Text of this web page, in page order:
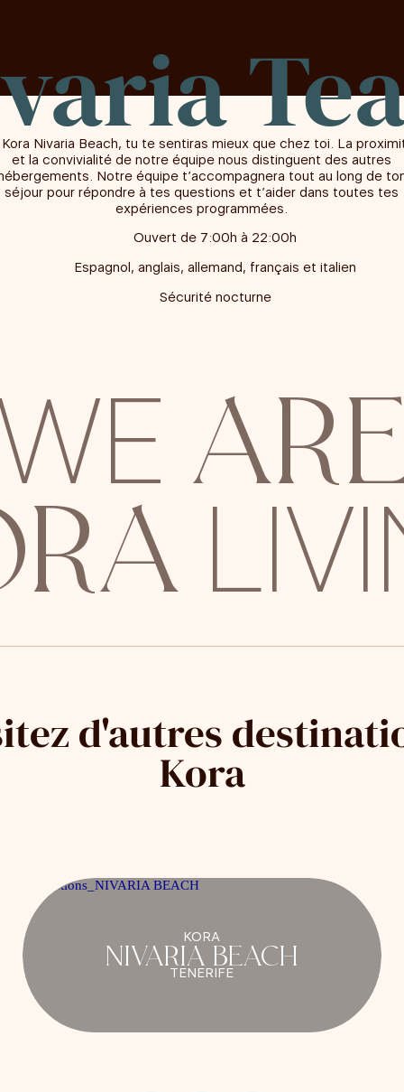
Nivaria Beach, tu te sentiras mieux que chez toi. La
et la convivialité de notre équipe nous distinguent des autres
Notre équipe t’accompagnera tout au long de
séjour pour répondre à tes questions et t’aider dans toutes tes
expériences programmées.
Ouvert de 7:00h à 22:00h
Espagnol, anglais, allemand, français et italien
Sécurité nocturne
d'autres
Kora
KORA
NIVARIA BEACH
TENERIFE